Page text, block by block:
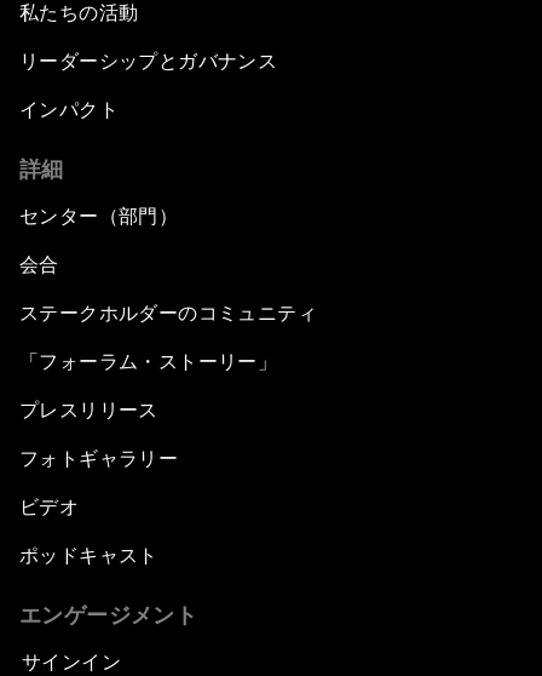
私たちの活動
リーダーシップとガバナンス
インパクト
詳細
センター（部門）
会合
ステークホルダーのコミュニティ
「フォーラム・ストーリー」
プレスリリース
フォトギャラリー
ビデオ
ポッドキャスト
エンゲージメント
サインイン